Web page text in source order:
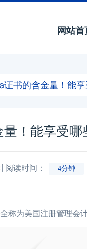
网站首
证书的含金量！能
量！能享受哪
阅读时间： 4分钟
为美国注册管理会